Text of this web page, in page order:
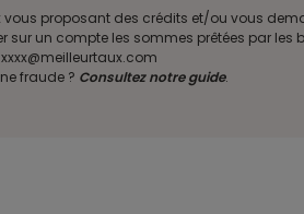
vous proposant des crédits et/ou vous
un compte les sommes prêtées par
fraude ? Consultez notre guide.